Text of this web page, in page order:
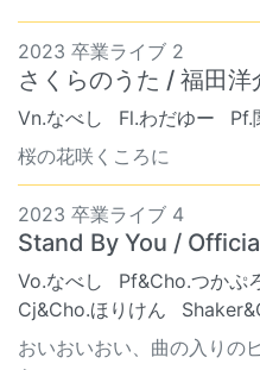
2023 卒業ライブ 2
さくらのうた / 福田洋
Vn.なべし Fl.わだゆー
Pf.
桜の花咲くころに
2023 卒業ライブ 4
Stand By You /
Vo.なべし Pf&Cho.つかぷ
Cj&Cho.ほりけん
おいおいおい、曲の入りの